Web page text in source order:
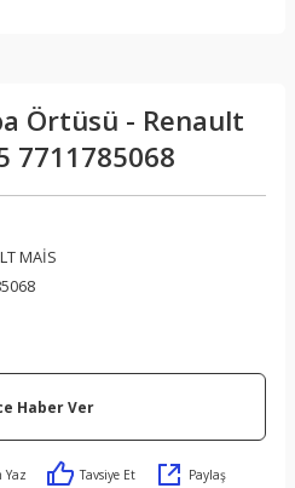
Örtüsü - Renault
7711785068
MAİS
Haber Ver
Yaz Tavsiye Et Paylaş